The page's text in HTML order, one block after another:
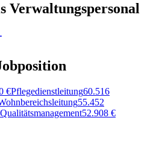
Verwaltungspersonal
€Pflegedienstleitung60.516
55.452
Qualitätsmanagement52.908 €